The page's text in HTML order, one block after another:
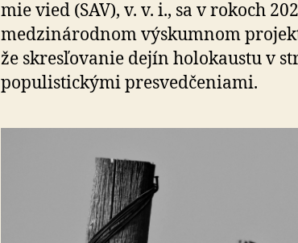
mie vied (SAV), v. v. i., sa v rokoch
medzinárodnom výskumnom
že skresľovanie dejín holokaustu v
populistickými presvedčeniami.